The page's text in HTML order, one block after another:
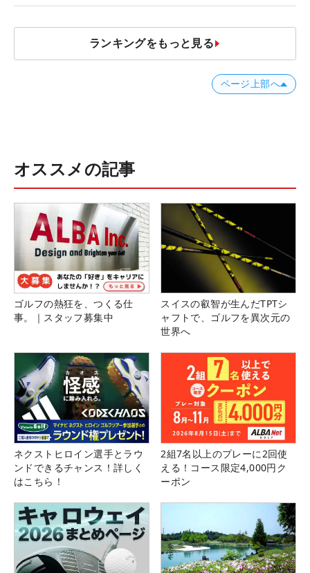
ランキングをもっと見る
ページ上部へ
オススメの記事
ゴルフの熱狂を、つくる仕
事。｜スタッフ募集中
スイスの叡智が生んだTPTシ
ャフトで、ゴルフを異次元の
世界へ
ネクストヒロイン選手とラウ
ンドできるチャンス！詳しく
はこちら！
2組7名以上のプレーに2回使
える！コース限定4,000円ク
ーポン